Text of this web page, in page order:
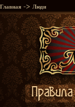
Главная -> Люди